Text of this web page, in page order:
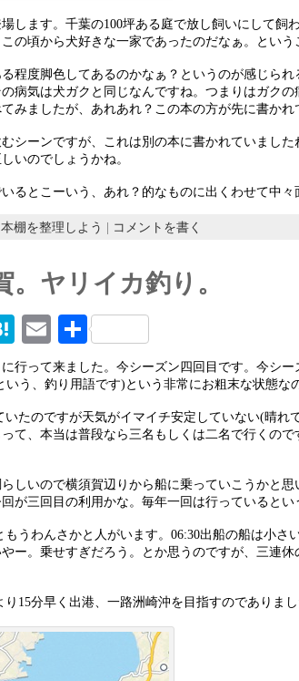
します。千葉の100坪ある庭で放し飼いにして飼
の頃から犬好きな一家であったのだなぁ。という
程度脚色してあるのかなぁ？というのが感じら
病気は犬ガクと同じなんですね。つまりはガク
みましたが、あれあれ？この本の方が先に書かれ
シーンですが、これは別の本に書かれていまし
いのでしょうかね。
るとこーいう、あれ？的なものに出くわせて中々
本棚を整理しよう | コメントを書く
。ヤリイカ釣り。
H
at
en
a
E
m
ai
l
共
有
行って来ました。今シーズン四回目です。今シー
う、釣り用語です)という非常にお粗末な状態な
いたのですが天気がイマイチ安定していない(晴れ
て、本当は普段なら三名もしくは二名で行くの
しいので横須賀辺りから船に乗っていこうかと
が三回目の利用かな。毎年一回は行っているとい
もうわんさかと人がいます。06:30出船の船は小さ
ー。乗せすぎだろう。とか思うのですが、三連
り15分早く出港、一路洲崎沖を目指すのでありま